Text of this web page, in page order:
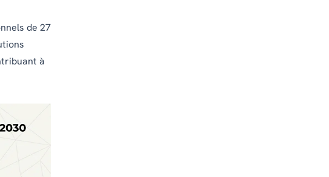
de 27
à